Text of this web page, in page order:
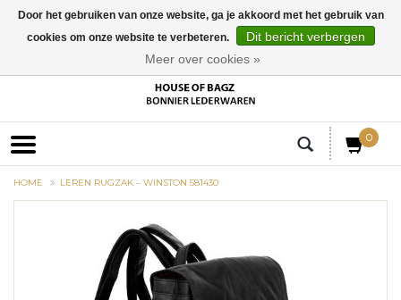
0
HOME LEREN RUGZAK – WINSTON 581430
Door het gebruiken van onze website, ga je akkoord met het gebruik van
cookies om onze website te verbeteren.
Dit bericht verbergen
Meer over cookies »